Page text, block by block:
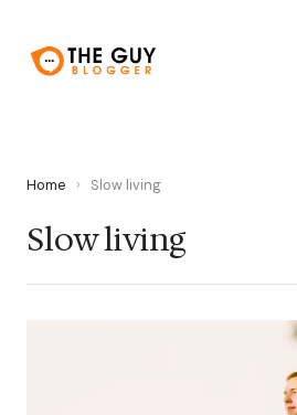
Home › Slow living
Slow living